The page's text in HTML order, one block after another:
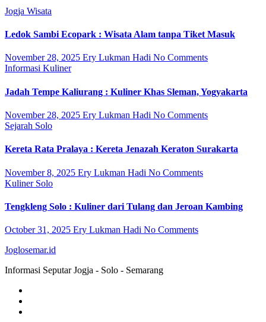
Jogja Wisata
Ledok Sambi Ecopark : Wisata Alam tanpa Tiket Masuk
November 28, 2025 Ery Lukman Hadi No Comments
Informasi Kuliner
Jadah Tempe Kaliurang : Kuliner Khas Sleman, Yogyakarta
November 28, 2025 Ery Lukman Hadi No Comments
Sejarah Solo
Kereta Rata Pralaya : Kereta Jenazah Keraton Surakarta
November 8, 2025 Ery Lukman Hadi No Comments
Kuliner Solo
Tengkleng Solo : Kuliner dari Tulang dan Jeroan Kambing
October 31, 2025 Ery Lukman Hadi No Comments
Joglosemar.id
Informasi Seputar Jogja - Solo - Semarang